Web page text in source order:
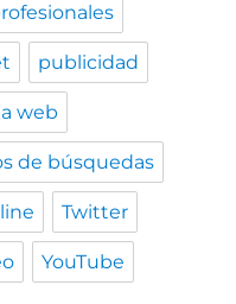
publicidad
web
de búsquedas
Twitter
YouTube